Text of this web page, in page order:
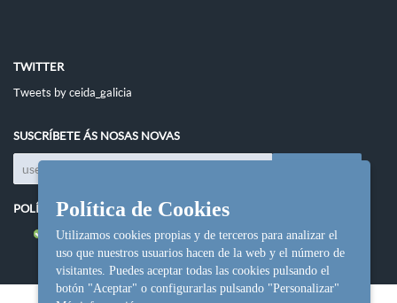
TWITTER
Tweets by ceida_galicia
SUSCRÍBETE ÁS NOSAS NOVAS
POLÍTICAS DO SITIO
Política de cookies
Política de Cookies
Utilizamos cookies propias y de terceros para analizar el
uso que nuestros usuarios hacen de la web y el número de
visitantes. Puedes aceptar todas las cookies pulsando el
botón "Aceptar" o configurarlas pulsando "Personalizar"